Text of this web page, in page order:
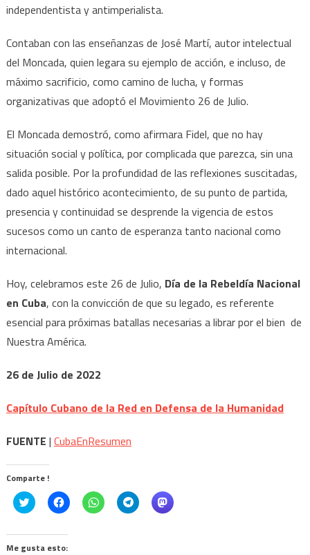
independentista y antimperialista.
Contaban con las enseñanzas de José Martí, autor intelectual
del Moncada, quien legara su ejemplo de acción, e incluso, de
máximo sacrificio, como camino de lucha, y formas
organizativas que adoptó el Movimiento 26 de Julio.
El Moncada demostró, como afirmara Fidel, que no hay
situación social y política, por complicada que parezca, sin una
salida posible. Por la profundidad de las reflexiones suscitadas,
dado aquel histórico acontecimiento, de su punto de partida,
presencia y continuidad se desprende la vigencia de estos
sucesos como un canto de esperanza tanto nacional como
internacional.
Hoy, celebramos este 26 de Julio, Día de la Rebeldía Nacional
en Cuba, con la convicción de que su legado, es referente
esencial para próximas batallas necesarias a librar por el bien de
Nuestra América.
26 de Julio de 2022
Capítulo Cubano de la Red en Defensa de la Humanidad
FUENTE | CubaEnResumen
Comparte !
Click
to
Twitter
(Se
Haz
clic
en
Facebook
Haz
clic
Haz
clic
Haz
clic
Me gusta esto: